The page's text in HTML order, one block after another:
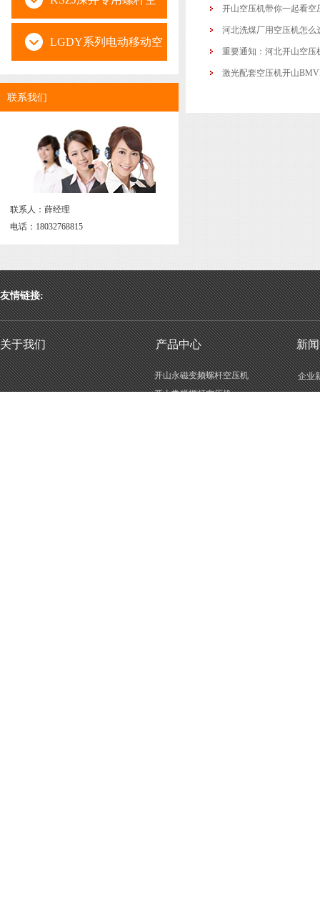
开山空压机带你一起看空
河北洗煤厂用空压机怎么
重要通知：河北开山空压
激光配套空压机开山
压机 LGDY系列电动移动空
联系我们
联系人：薛经理
电话：18032768815
友情链接:
关于我们
企业
产品中心 新
开山永磁变频螺杆空压机
开山常规螺杆空压机